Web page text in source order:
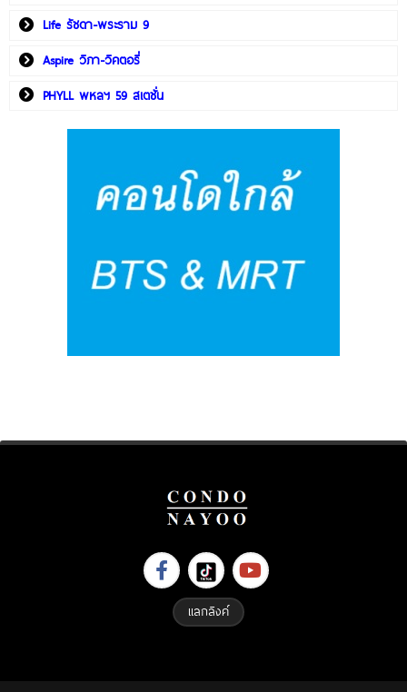
Life รัชดา-พระราม 9
Aspire วิภา-วิคตอรี่
PHYLL พหลฯ 59 สเตชั่น
แลกลิงค์